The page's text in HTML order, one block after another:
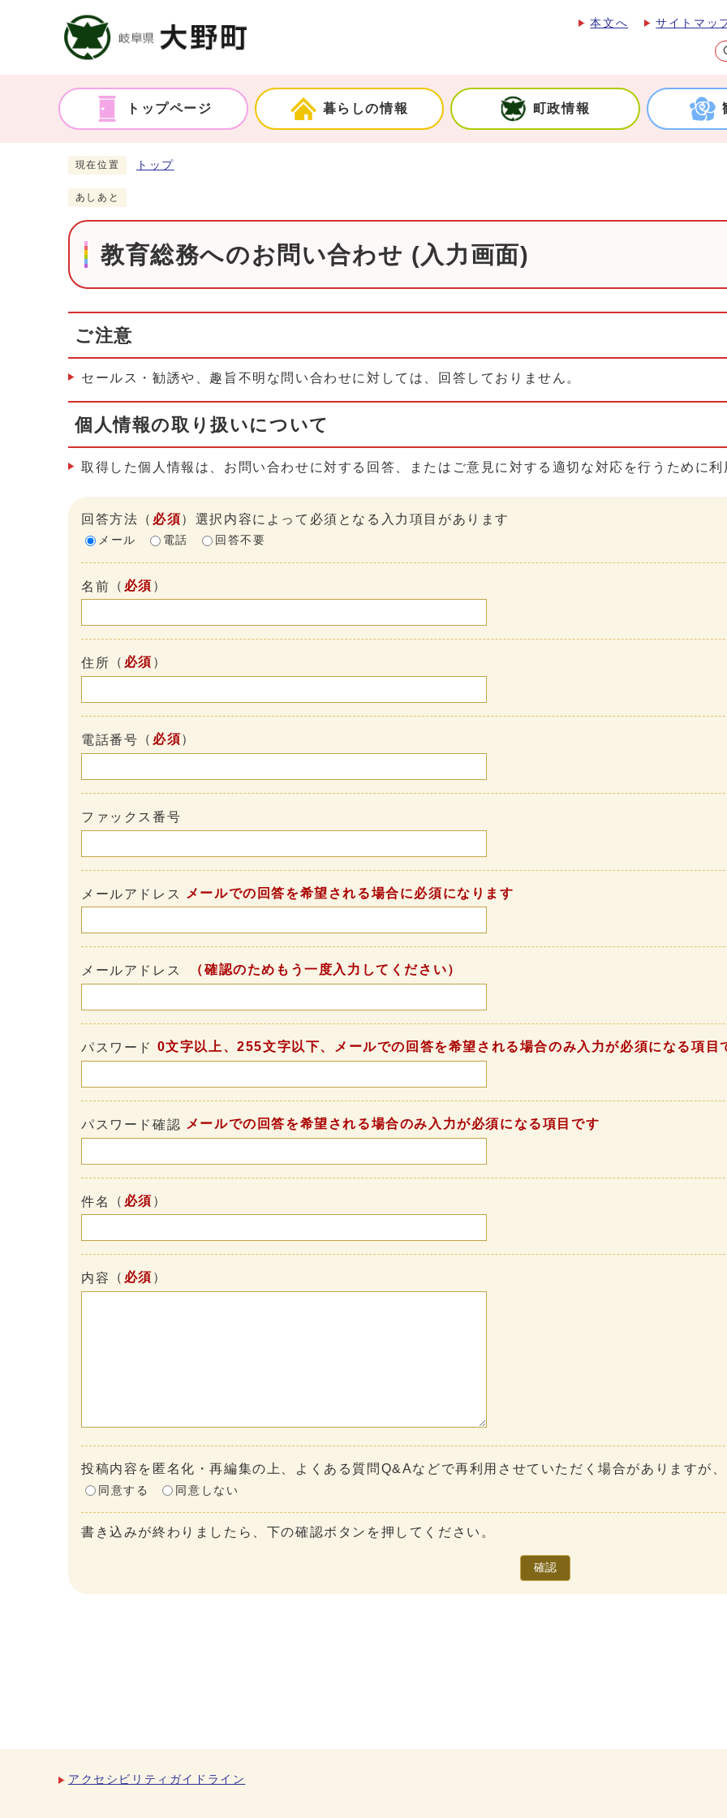
本文へ サイトマッ
トップページ 暮らしの情報 町政情報
現在位置 トップ
あしあと
教育総務へのお問い合わせ (入力画面)
ご注意
セールス・勧誘や、趣旨不明な問い合わせに対しては、回答しておりません。
個人情報の取り扱いについて
取得した個人情報は、お問い合わせに対する回答、またはご意見に対する適切な対応を行うために
回答方法 （ 必須）選択内容によって必須となる入力項目があります
メール 電話 回答不要
名前 （ 必須 ）
住所 （ 必須 ）
電話番号 （ 必須）
ファックス番号
メールアドレス メールでの回答を希望される場合に必須になります
メールアドレス （確認のためもう一度入力してください）
パスワード 0文字以上、255文字以下、メールでの回答を希望される場合のみ入力が必須になる項目
パスワード確認 メールでの回答を希望される場合のみ入力が必須になる項目です
件名 （ 必須 ）
内容 （ 必須 ）
投稿内容を匿名化・再編集の上、よくある質問Q&Aなどで再利用させていただく場合がありますが
同意する 同意しない
書き込みが終わりましたら、下の確認ボタンを押してください。
確認
アクセシビリティガイドライン